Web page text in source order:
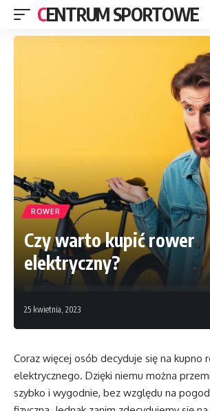
CENTRUM SPORTOWE
ROWER
Czy warto kupić rower
elektryczny?
25 kwietnia, 2023
Coraz więcej osób decyduje się na kupno
elektrycznego. Dzięki niemu można
szybko i wygodnie, bez względu na